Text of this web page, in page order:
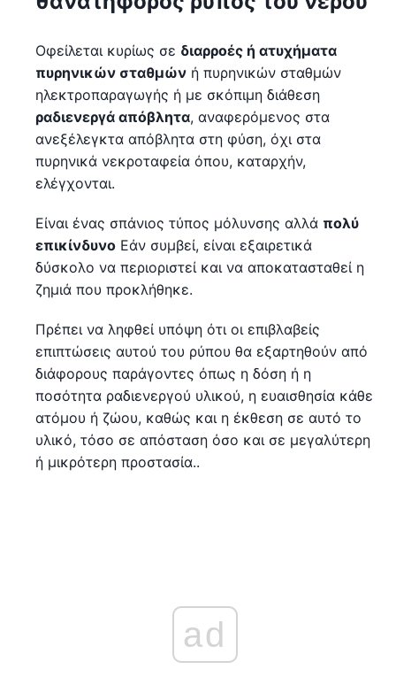
Οφείλεται κυρίως σε διαρροές ή ατυχήματα
πυρηνικών σταθμών ή πυρηνικών σταθμών
ηλεκτροπαραγωγής ή με σκόπιμη διάθεση
ραδιενεργά απόβλητα, αναφερόμενος στα
ανεξέλεγκτα απόβλητα στη φύση, όχι στα
πυρηνικά νεκροταφεία όπου, καταρχήν,
ελέγχονται.
Είναι ένας σπάνιος τύπος μόλυνσης αλλά πολύ
επικίνδυνο Εάν συμβεί, είναι εξαιρετικά
δύσκολο να περιοριστεί και να αποκατασταθεί η
ζημιά που προκλήθηκε.
Πρέπει να ληφθεί υπόψη ότι οι επιβλαβείς
επιπτώσεις αυτού του ρύπου θα εξαρτηθούν από
διάφορους παράγοντες όπως η δόση ή η
ποσότητα ραδιενεργού υλικού, η ευαισθησία κάθε
ατόμου ή ζώου, καθώς και η έκθεση σε αυτό το
υλικό, τόσο σε απόσταση όσο και σε μεγαλύτερη
ή μικρότερη προστασία..
ad